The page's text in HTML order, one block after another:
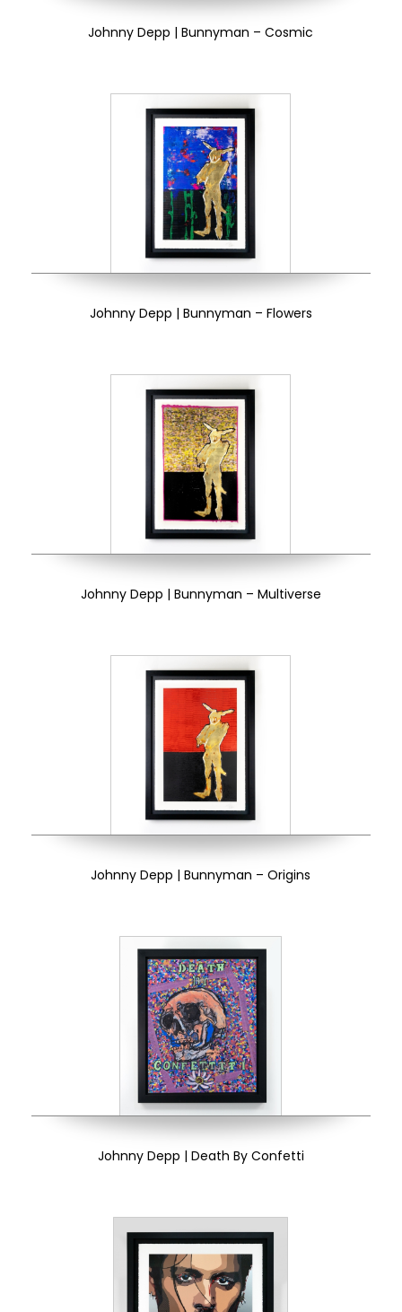
Johnny Depp | Bunnyman – Cosmic
Johnny Depp | Bunnyman – Flowers
Johnny Depp | Bunnyman – Multiverse
Johnny Depp | Bunnyman – Origins
Johnny Depp | Death By Confetti